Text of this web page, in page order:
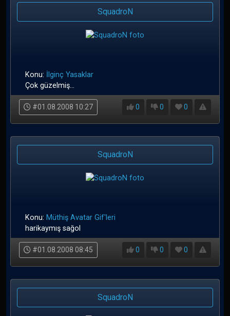
SquadroN
Konu: İlginç Yasaklar
Çok güzelmiş...
#01.08.2008 10:27 0 0 0
SquadroN
Konu: Müthiş Avatar Gif'leri
harikaymış sağol
#01.08.2008 08:45 0 0 0
SquadroN